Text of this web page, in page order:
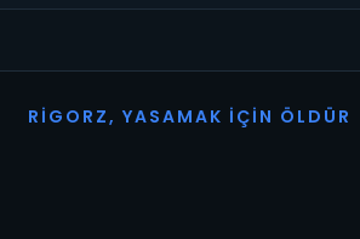
R I G O R Z, YASAMAK İ ÇI N Ö L D Ü R